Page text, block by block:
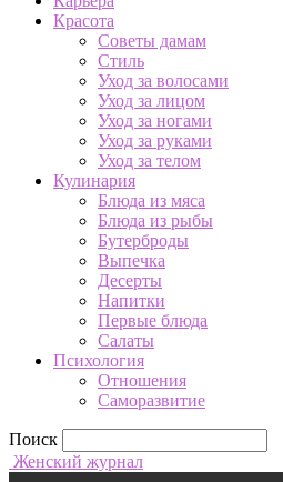
Красота
Советы дамам
Стиль
Уход за волосами
Уход за лицом
Уход за ногами
Уход за руками
Уход за телом
Кулинария
Блюда из мяса
Блюда из рыбы
Бутерброды
Выпечка
Десерты
Напитки
Первые блюда
Салаты
Психология
Отношения
Саморазвитие
Поиск
Женский журнал